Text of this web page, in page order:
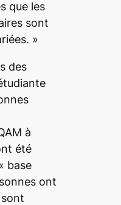
que les
sont
»
des
à
été
base
ont